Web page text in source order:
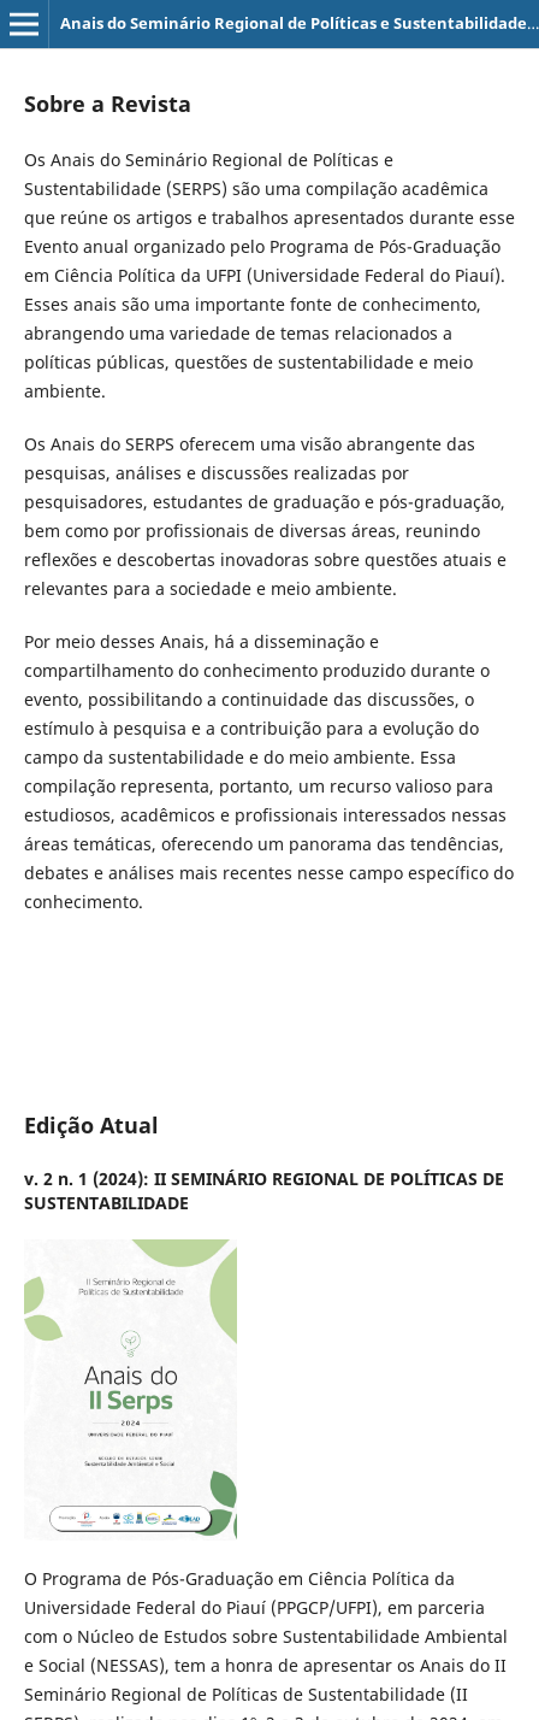
Anais do Seminário Regional de Políticas e Sustentabilidade (SERPS)
Sobre a Revista
Os Anais do Seminário Regional de Políticas e
Sustentabilidade (SERPS) são uma compilação acadêmica
que reúne os artigos e trabalhos apresentados durante esse
Evento anual organizado pelo Programa de Pós-Graduação
em Ciência Política da UFPI (Universidade Federal do Piauí).
Esses anais são uma importante fonte de conhecimento,
abrangendo uma variedade de temas relacionados a
políticas públicas, questões de sustentabilidade e meio
ambiente.
Os Anais do SERPS oferecem uma visão abrangente das
pesquisas, análises e discussões realizadas por
pesquisadores, estudantes de graduação e pós-graduação,
bem como por profissionais de diversas áreas, reunindo
reflexões e descobertas inovadoras sobre questões atuais e
relevantes para a sociedade e meio ambiente.
Por meio desses Anais, há a disseminação e
compartilhamento do conhecimento produzido durante o
evento, possibilitando a continuidade das discussões, o
estímulo à pesquisa e a contribuição para a evolução do
campo da sustentabilidade e do meio ambiente. Essa
compilação representa, portanto, um recurso valioso para
estudiosos, acadêmicos e profissionais interessados nessas
áreas temáticas, oferecendo um panorama das tendências,
debates e análises mais recentes nesse campo específico do
conhecimento.
Edição Atual
v. 2 n. 1 (2024): II SEMINÁRIO REGIONAL DE POLÍTICAS DE
SUSTENTABILIDADE
O Programa de Pós-Graduação em Ciência Política da
Universidade Federal do Piauí (PPGCP/UFPI), em parceria
com o Núcleo de Estudos sobre Sustentabilidade Ambiental
e Social (NESSAS), tem a honra de apresentar os Anais do II
Seminário Regional de Políticas de Sustentabilidade (II